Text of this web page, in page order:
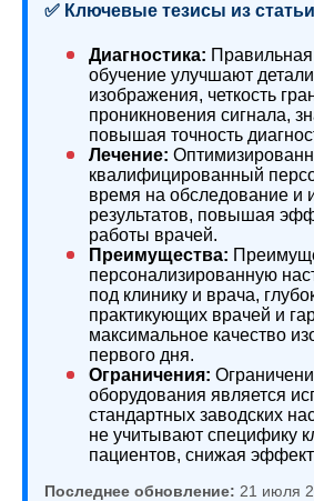
✅ Ключевые тезисы из
Диагностика:
обучение улучшают
изображения, четкость
проникновения сигнала,
повышая точность
Лечение:
квалифицированный
время на обследование и
результатов, повышая
работы врачей.
Преимущества:
персонализированную
под клинику и врача,
практикующих врачей и
максимальное качество
первого дня.
Ограничения:
оборудования является
стандартных заводских
не учитывают специфику
пациентов, снижая
Последнее обновление: 21 июля